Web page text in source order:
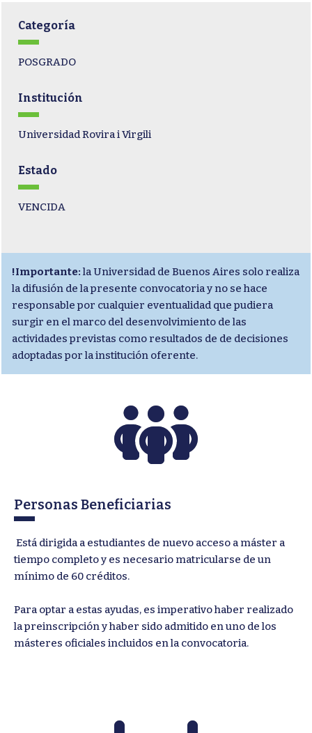
Categoría
POSGRADO
Institución
Universidad Rovira i Virgili
Estado
VENCIDA
!Importante: la Universidad de Buenos Aires solo realiza
la difusión de la presente convocatoria y no se hace
responsable por cualquier eventualidad que pudiera
surgir en el marco del desenvolvimiento de las
actividades previstas como resultados de de decisiones
adoptadas por la institución oferente.
Personas Beneficiarias
Está dirigida a estudiantes de nuevo acceso a máster a
tiempo completo y es necesario matricularse de un
mínimo de 60 créditos.
Para optar a estas ayudas, es imperativo haber realizado
la preinscripción y haber sido admitido en uno de los
másteres oficiales incluidos en la convocatoria.